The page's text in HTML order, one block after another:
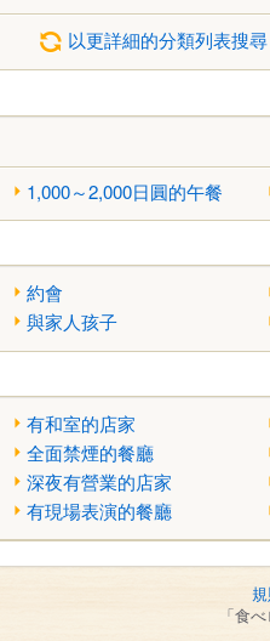
以更詳細的分類列表搜尋
1,000～2,000日圓的午餐
約會
與家人孩子
有和室的店家
全面禁煙的餐廳
深夜有營業的店家
有現場表演的餐廳
「食